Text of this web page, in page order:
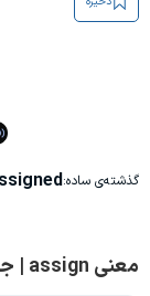
گذشته‌ی ساده:
معنی assign | جمله با assign